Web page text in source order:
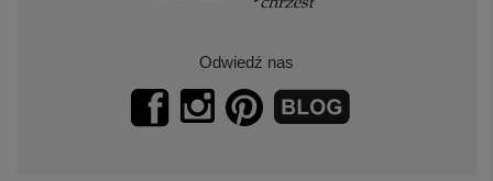
Odwiedź nas